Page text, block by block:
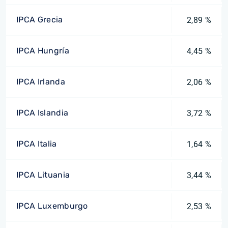
IPCA Grecia 2,89 %
IPCA Hungría 4,45 %
IPCA Irlanda 2,06 %
IPCA Islandia 3,72 %
IPCA Italia 1,64 %
IPCA Lituania 3,44 %
IPCA Luxemburgo 2,53 %